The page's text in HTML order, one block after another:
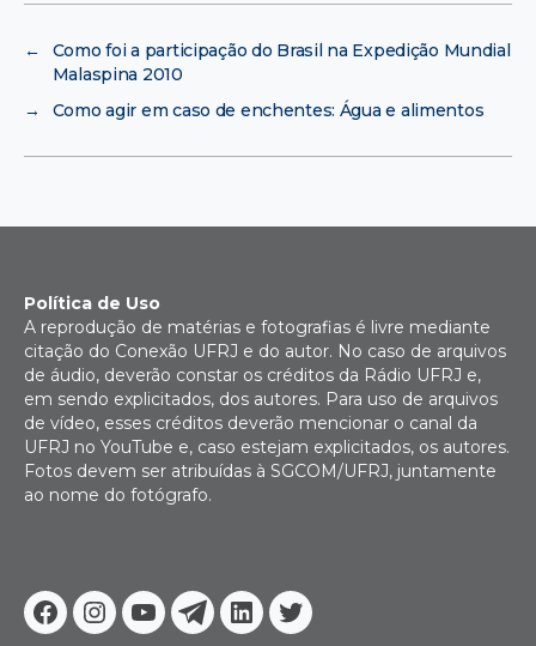
←
Como foi a participação do Brasil na Expedição Mundial
Malaspina 2010
→
Como agir em caso de enchentes: Água e alimentos
Facebook
Instagram
YoutubeTelegram
Linkedin
Twitter
Política de Uso
A reprodução de matérias e fotografias é livre mediante
citação do Conexão UFRJ e do autor. No caso de arquivos
de áudio, deverão constar os créditos da Rádio UFRJ e,
em sendo explicitados, dos autores. Para uso de arquivos
de vídeo, esses créditos deverão mencionar o canal da
UFRJ no YouTube e, caso estejam explicitados, os autores.
Fotos devem ser atribuídas à SGCOM/UFRJ, juntamente
ao nome do fotógrafo.